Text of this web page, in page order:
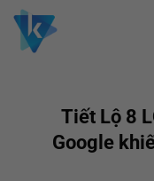
Skip
content
Tiết Lộ 8
Google